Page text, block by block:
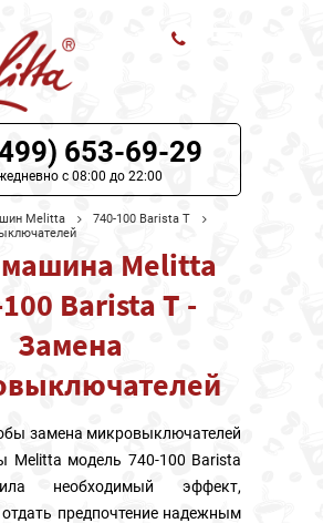
653-69-29
с 08:00 до 22:00
Melitta
740-100 Barista T
Melitta
Barista T -
Замена
замена микровыключателей
Melitta модель 740-100 Barista
необходимый эффект,
предпочтение надежным